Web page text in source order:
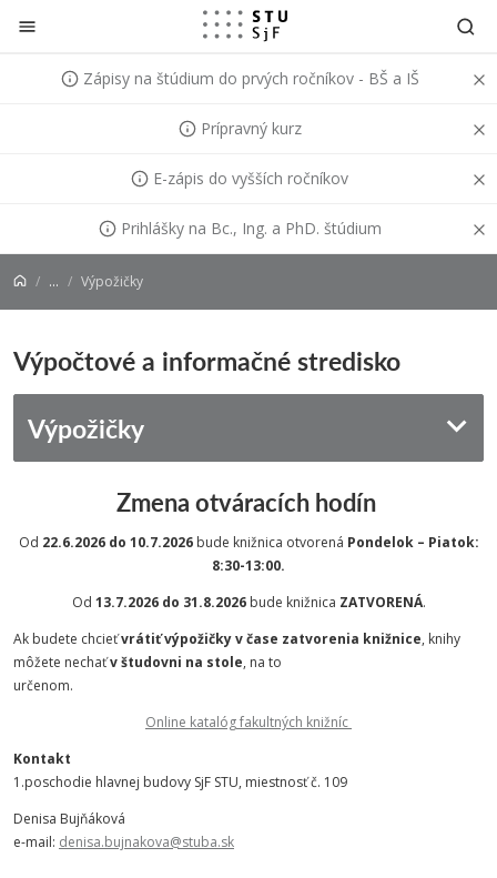
Prejsť na obsah
Zápisy na štúdium do prvých ročníkov - BŠ a IŠ
Prípravný kurz
E-zápis do vyšších ročníkov
Prihlášky na Bc., Ing. a PhD. štúdium
... Výpožičky
Výpočtové a informačné stredisko
Výpožičky
Zmena otváracích hodín
Od 22.6.2026 do 10.7.2026bude knižnica otvorená Pondelok – Piatok:
8:30-13:00.
Od 13.7.2026 do 31.8.2026bude knižnica ZATVORENÁ.
Ak budete chcieťvrátiť výpožičky v čase zatvorenia knižnice, knihy
môžete nechaťv študovni na stole, na to
určenom.
Online katalóg fakultných knižníc
Kontakt
1.poschodie hlavnej budovy SjF STU, miestnosť č. 109
Denisa Bujňáková
e-mail: denisa.bujnakova@stuba.sk